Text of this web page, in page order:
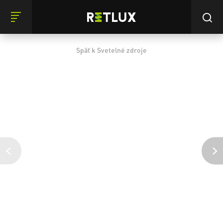
Späť k Svetelné zdroje